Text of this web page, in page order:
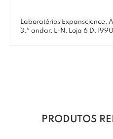
Laboratórios Expanscience,
3.º andar, L-N, Loja 6 D,
PRODUTOS